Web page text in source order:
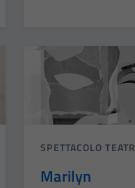
SPETTACOLO
Marilyn